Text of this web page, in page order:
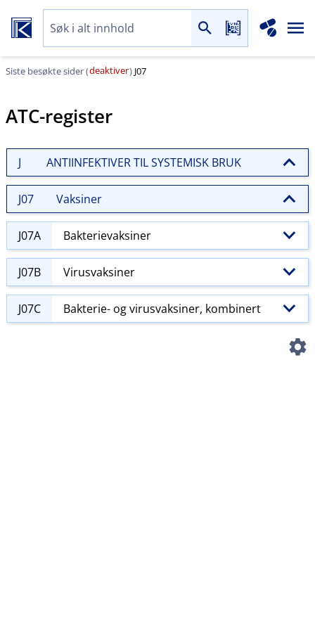
Siste besøkte sider (deaktiver) J07
ATC-register
J ANTIINFEKTIVER TIL SYSTEMISK BRUK
J07 Vaksiner
J07A Bakterievaksiner
J07B Virusvaksiner
J07C Bakterie- og virusvaksiner, kombinert